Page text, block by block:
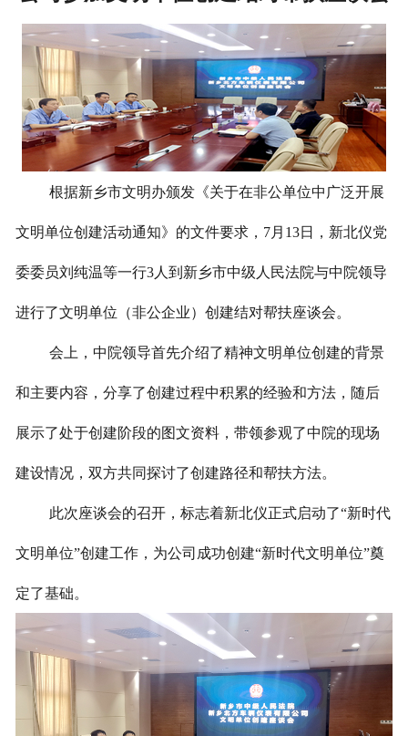
根据新乡市文明办颁发《关于在非公单位中广泛开展
文明单位创建活动通知》的文件要求，7月13日，新北仪党
委委员刘纯温等一行3人到新乡市中级人民法院与中院领导
进行了文明单位（非公企业）创建结对帮扶座谈会。
会上，中院领导首先介绍了精神文明单位创建的背景
和主要内容，分享了创建过程中积累的经验和方法，随后
展示了处于创建阶段的图文资料，带领参观了中院的现场
建设情况，双方共同探讨了创建路径和帮扶方法。
此次座谈会的召开，标志着新北仪正式启动了“新时代
文明单位”创建工作，为公司成功创建“新时代文明单位”奠
定了基础。